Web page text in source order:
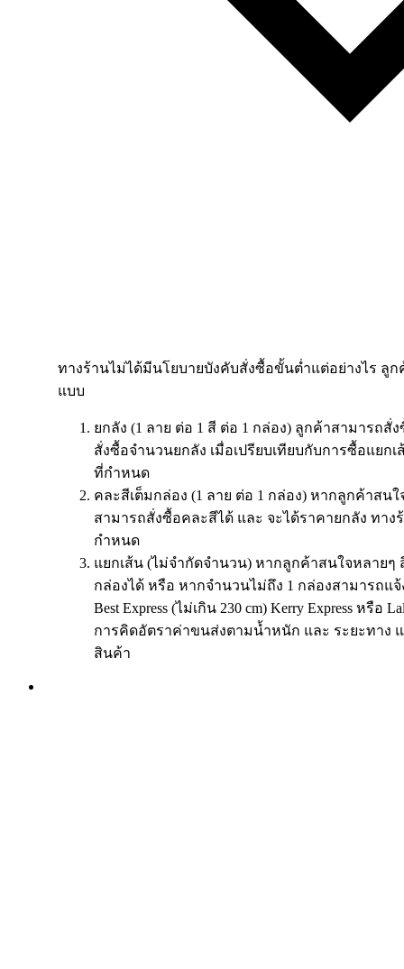
ทางร้านไม่ได้มีนโยบายบังคับสั่งซื้อขั้นต่ำแต่อย่างไร ลู
แบบ
ยกลัง (1 ลาย ต่อ 1 สี ต่อ 1 กล่อง) ลูกค้าสามารถสั่
สั่งซื้อจำนวนยกลัง เมื่อเปรียบเทียบกับการซื้อแยก
ที่กำหนด
คละสีเต็มกล่อง (1 ลาย ต่อ 1 กล่อง) หากลูกค้าสน
สามารถสั่งซื้อคละสีได้ และ จะได้ราคายกลัง ทา
กำหนด
แยกเส้น (ไม่จำกัดจำนวน) หากลูกค้าสนใจหลายๆ
กล่องได้ หรือ หากจำนวนไม่ถึง 1 กล่องสามารถแ
Best Express (ไม่เกิน 230 cm) Kerry Express หรื
การคิดอัตราค่าขนส่งตามน้ำหนัก และ ระยะทาง
สินค้า